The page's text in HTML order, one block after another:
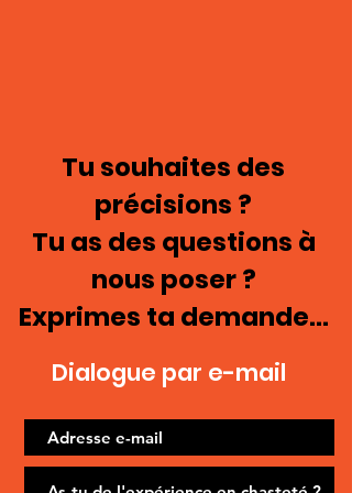
Tu souhaites des
précisions ?
Tu as des questions à
nous poser ?
Exprimes ta demande...
Dialogue par e-mail